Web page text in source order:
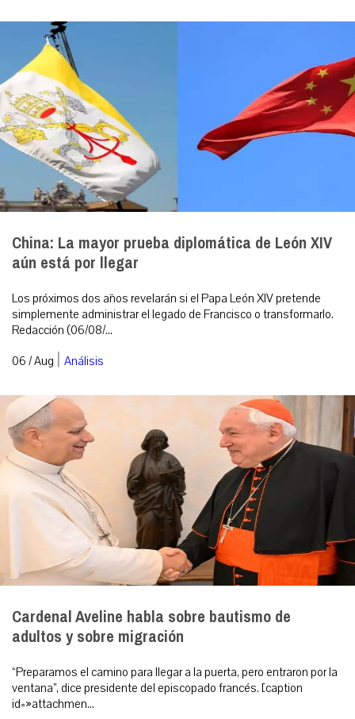
China: La mayor prueba diplomática de León XIV
aún está por llegar
Los próximos dos años revelarán si el Papa León XIV pretende
simplemente administrar el legado de Francisco o transformarlo.
Redacción (06/08/...
06 / Aug | Análisis
Cardenal Aveline habla sobre bautismo de
adultos y sobre migración
“Preparamos el camino para llegar a la puerta, pero entraron por la
ventana”, dice presidente del episcopado francés. [caption
id=»attachmen...